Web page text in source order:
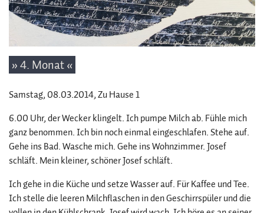
» 4. Monat «
Samstag, 08.03.2014, Zu Hause 1
6.00 Uhr, der Wecker klingelt. Ich pumpe Milch ab. Fühle mich
ganz benommen. Ich bin noch einmal eingeschlafen. Stehe auf.
Gehe ins Bad. Wasche mich. Gehe ins Wohnzimmer. Josef
schläft. Mein kleiner, schöner Josef schläft.
Ich gehe in die Küche und setze Wasser auf. Für Kaffee und Tee.
Ich stelle die leeren Milchflaschen in den Geschirrspüler und die